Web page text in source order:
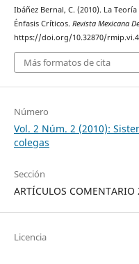
Ibáñez Bernal, C. (2010). La
Énfasis Críticos. Revista Mexicana
https://doi.org/10.32870/
Más formatos de cita
Número
Vol. 2 Núm. 2 (2010):
colegas
Sección
ARTÍCULOS COMENTARIO
Licencia